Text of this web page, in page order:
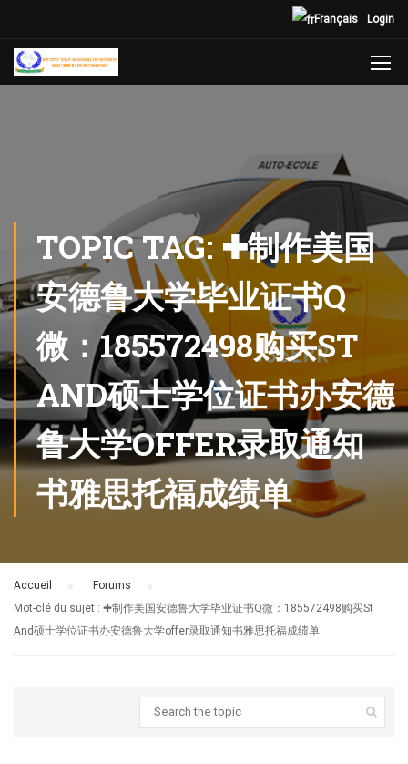
Login
Français
TOPIC TAG: ✚制作美国
安德鲁大学毕业证书Q
微：185572498购买ST
AND硕士学位证书办安德
鲁大学OFFER录取通知
书雅思托福成绩单
Accueil Forums
Mot-clé du sujet : ✚制作美国安德鲁大学毕业证书Q微：185572498购买St
And硕士学位证书办安德鲁大学offer录取通知书雅思托福成绩单